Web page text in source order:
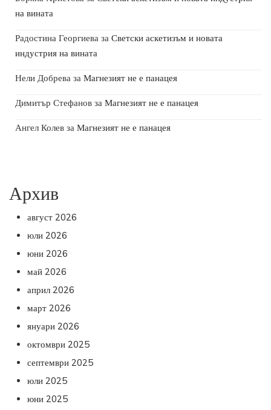
на вината
Радостина Георгиева за Светски аскетизъм и новата
индустрия на вината
Нели Добрева за Магнезият не е панацея
Димитър Стефанов за Магнезият не е панацея
Ангел Колев за Магнезият не е панацея
Архив
август 2026
юли 2026
юни 2026
май 2026
април 2026
март 2026
януари 2026
октомври 2025
септември 2025
юли 2025
юни 2025